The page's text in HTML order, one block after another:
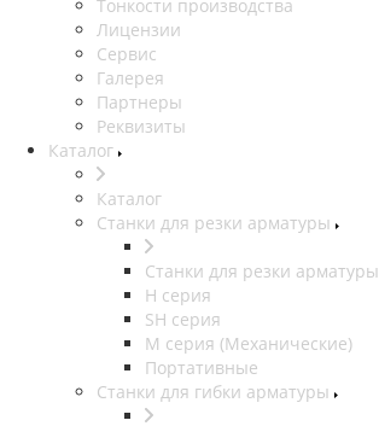
Тонкости производства
Лицензии
Сервис
Галерея
Партнеры
Реквизиты
Каталог
Каталог
Станки для резки арматуры
Станки для резки арматуры
H серия
SH серия
М серия (Механические)
Портативные
Станки для гибки арматуры